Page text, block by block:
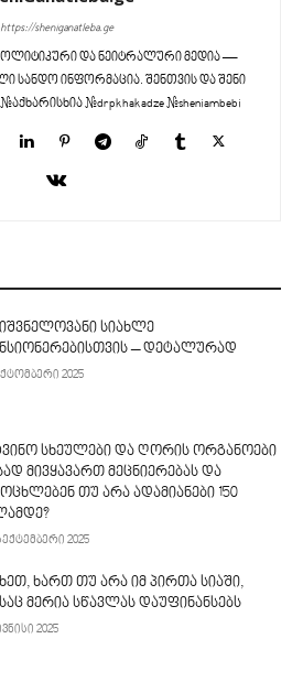
https://sheniganatleba.ge
და ნეიტრალური მედია —
სანდო ინფორმაცია. შენთვის და შენი
#drpkhakadze #sheniambebi
სიახლე
– დეტალურად
2025
სხეულები და ღორის ორგანოები
მივყავართ მეცნიერებას და
თუ არა ადამიანები 150
2025
ხართ თუ არა იმ პირთა სიაში,
მერია სწავლას დაუფინანსებს
2025